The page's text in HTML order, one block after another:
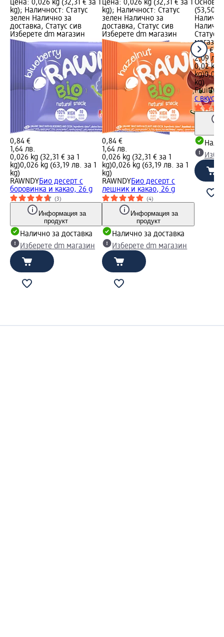
цена: 0,026 kg (32,31 € за 1
kg); Наличност: Статус
зелен Налично за
доставка, Статус сив
Изберете dm магазин
0,84 €
1,64 лв.
0,026 kg (32,31 € за 1
kg)0,026 kg (63,19 лв. за 1
kg)
RAWNDYБио десерт с
боровинка и какао, 26 g
(3)
Информация за
продукт
Налично за доставка
Изберете dm магазин
цена: 0,026 kg (32,31 € за 1
kg); Наличност: Статус
зелен Налично за
доставка, Статус сив
Изберете dm магазин
0,84 €
1,64 лв.
0,026 kg (32,31 € за 1
kg)0,026 kg (63,19 лв. за 1
kg)
RAWNDYБио десерт с
лешник и какао, 26 g
(4)
Информация за
продукт
Налично за доставка
Изберете dm магазин
(53,50 €
Статус
магазин
1,07 €
2,09 лв.
0,02 kg
kg)0,02
kg)
с вкус